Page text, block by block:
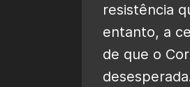
resistência
entanto, a
de que o